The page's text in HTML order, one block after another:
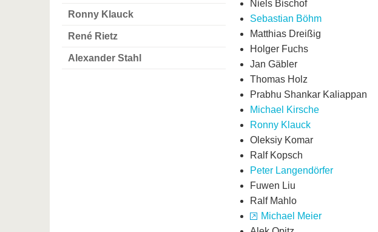
Ronny Klauck
René Rietz
Alexander Stahl
Niels Bischof
Sebastian Böhm
Matthias Dreißig
Holger Fuchs
Jan Gäbler
Thomas Holz
Prabhu Shankar Kaliappan
Michael Kirsche
Ronny Klauck
Oleksiy Komar
Ralf Kopsch
Peter Langendörfer
Fuwen Liu
Ralf Mahlo
Michael Meier